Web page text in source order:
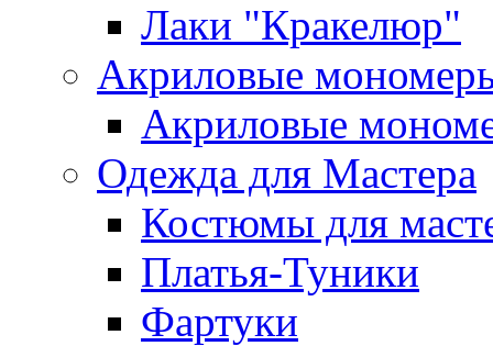
Лаки "Кракелюр"
Акриловые
Акриловые
Одежда для Мастера
Костюмы для
Платья-Туники
Фартуки